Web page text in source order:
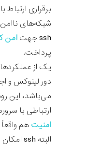
برقراری ارتباط با
شبکه‌های
ssh جهت
امن
پرداخت.
دور لینوکس و
می‌باشد، این
ارتباطی با
امنیت هم
البته ssh امکان اتصال به صورت